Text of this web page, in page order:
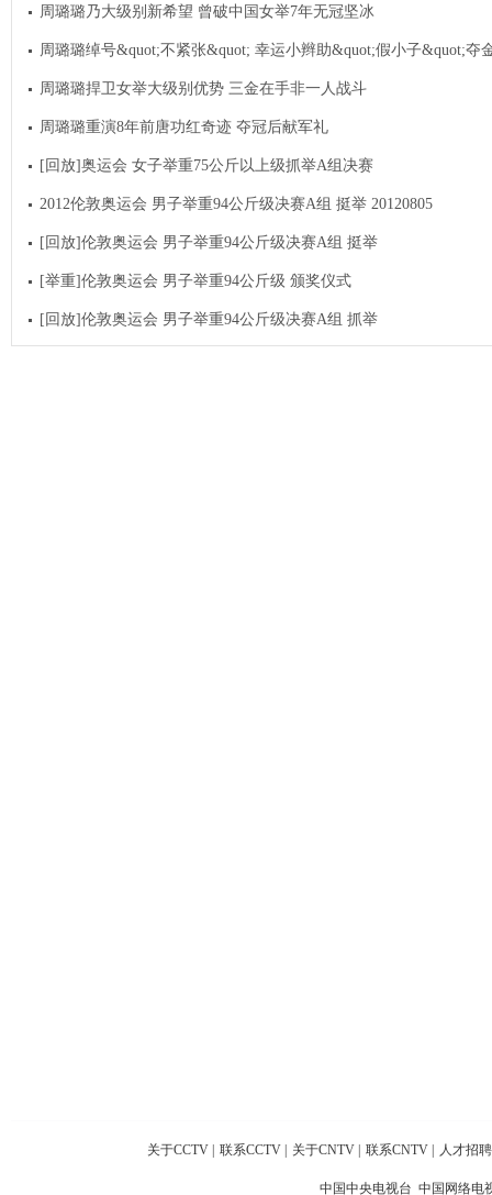
周璐璐乃大级别新希望 曾破中国女举7年无冠坚冰
周璐璐绰号&quot;不紧张&quot; 幸运小辫助&quot;假小子&quot;夺
周璐璐捍卫女举大级别优势 三金在手非一人战斗
周璐璐重演8年前唐功红奇迹 夺冠后献军礼
[回放]奥运会 女子举重75公斤以上级抓举A组决赛
2012伦敦奥运会 男子举重94公斤级决赛A组 挺举 20120805
[回放]伦敦奥运会 男子举重94公斤级决赛A组 挺举
[举重]伦敦奥运会 男子举重94公斤级 颁奖仪式
[回放]伦敦奥运会 男子举重94公斤级决赛A组 抓举
关于CCTV 联系CCTV 关于CNTV 联系CNTV 人才招聘
中国中央电视台 中国网络电